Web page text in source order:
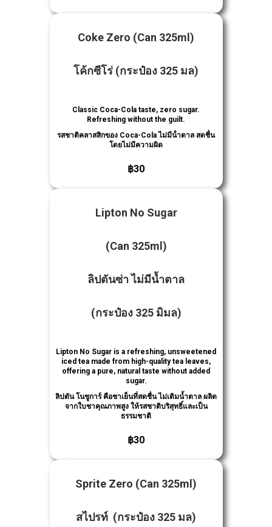
Coke Zero (Can 325ml)
โค้กซีโร่ (กระป๋อง 325 มล)
Classic Coca-Cola taste, zero sugar.
Refreshing without the guilt.
รสชาติคลาสสิกของ Coca-Cola ไม่มีน้ําตาล สดชื่น
โดยไม่มีความผิด
฿30
Lipton No Sugar
(Can 325ml)
ลิปตันซ่า ไม่มีน้ำตาล
(กระป๋อง 325 มิมล)
Lipton No Sugar is a refreshing, unsweetened
iced tea made from high-quality tea leaves,
offering a pure, natural taste without added
sugar.
ลิปตัน โนชูการ์ คือชาเย็นที่สดชื่น ไม่เติมน้ำตาล ผลิต
จากใบชาคุณภาพสูง ให้รสชาติบริสุทธิ์และเป็น
ธรรมชาติ
฿30
Sprite Zero (Can 325ml)
สไปรท์ (กระป๋อง 325 มล)